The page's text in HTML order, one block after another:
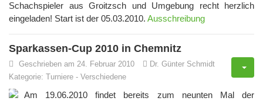
Schachspieler aus Groitzsch und Umgebung recht herzlich
eingeladen! Start ist der 05.03.2010. Ausschreibung
Sparkassen-Cup 2010 in Chemnitz
Geschrieben am 24. Februar 2010
Dr. Günter Schmidt
Kategorie: Turniere - Verschiedene
Am 19.06.2010 findet bereits zum neunten Mal der